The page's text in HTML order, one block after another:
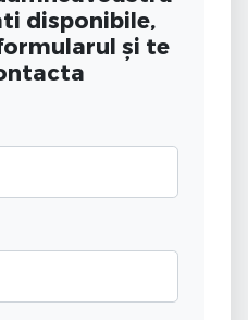
disponibile,
și te